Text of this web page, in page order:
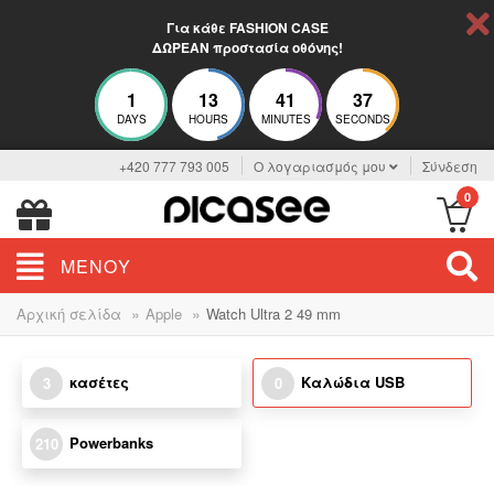
Για κάθε FASHION CASE
ΔΩΡΕΑΝ προστασία οθόνης!
1
DAYS
13
HOURS
41
MINUTES
37
SECONDS
+420 777 793 005 Ο λογαριασμός μου Σύνδεση
0
ΜΕΝΟΎ
Αρχική σελίδα » Apple » Watch Ultra 2 49 mm
3 κασέτες 0 Καλώδια USB
210 Powerbanks